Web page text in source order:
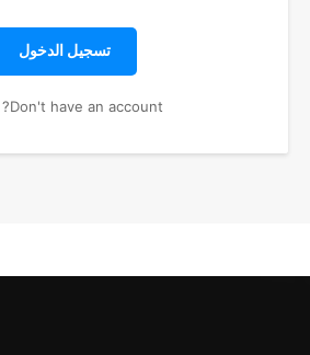
تسجيل الدخول
Don't have an account?